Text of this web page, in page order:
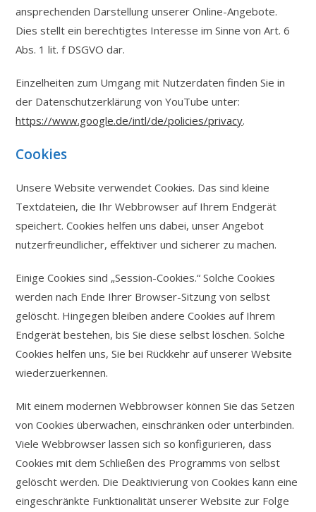
ansprechenden Darstellung unserer Online-Angebote.
Dies stellt ein berechtigtes Interesse im Sinne von Art. 6
Abs. 1 lit. f DSGVO dar.
Einzelheiten zum Umgang mit Nutzerdaten finden Sie in
der Datenschutzerklärung von YouTube unter:
https://www.google.de/intl/de/policies/privacy.
Cookies
Unsere Website verwendet Cookies. Das sind kleine
Textdateien, die Ihr Webbrowser auf Ihrem Endgerät
speichert. Cookies helfen uns dabei, unser Angebot
nutzerfreundlicher, effektiver und sicherer zu machen.
Einige Cookies sind „Session-Cookies.“ Solche Cookies
werden nach Ende Ihrer Browser-Sitzung von selbst
gelöscht. Hingegen bleiben andere Cookies auf Ihrem
Endgerät bestehen, bis Sie diese selbst löschen. Solche
Cookies helfen uns, Sie bei Rückkehr auf unserer Website
wiederzuerkennen.
Mit einem modernen Webbrowser können Sie das Setzen
von Cookies überwachen, einschränken oder unterbinden.
Viele Webbrowser lassen sich so konfigurieren, dass
Cookies mit dem Schließen des Programms von selbst
gelöscht werden. Die Deaktivierung von Cookies kann eine
eingeschränkte Funktionalität unserer Website zur Folge